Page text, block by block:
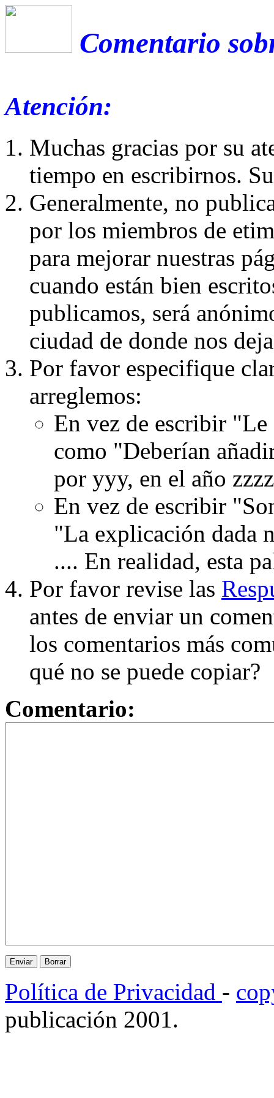
Comentario
Atención:
Muchas gracias por su
tiempo en escribirnos.
Generalmente, no
por los miembros de
para mejorar nuestras
cuando están bien
publicamos, será
ciudad de donde nos
Por favor especifique
arreglemos:
En vez de escribir
como "Deberían
por yyy, en el año
En vez de escribir
"La explicación dada
.... En realidad, esta
Por favor revise las
antes de enviar un
los comentarios más
qué no se puede copiar?
Comentario:
Política de Privacidad -
publicación 2001.